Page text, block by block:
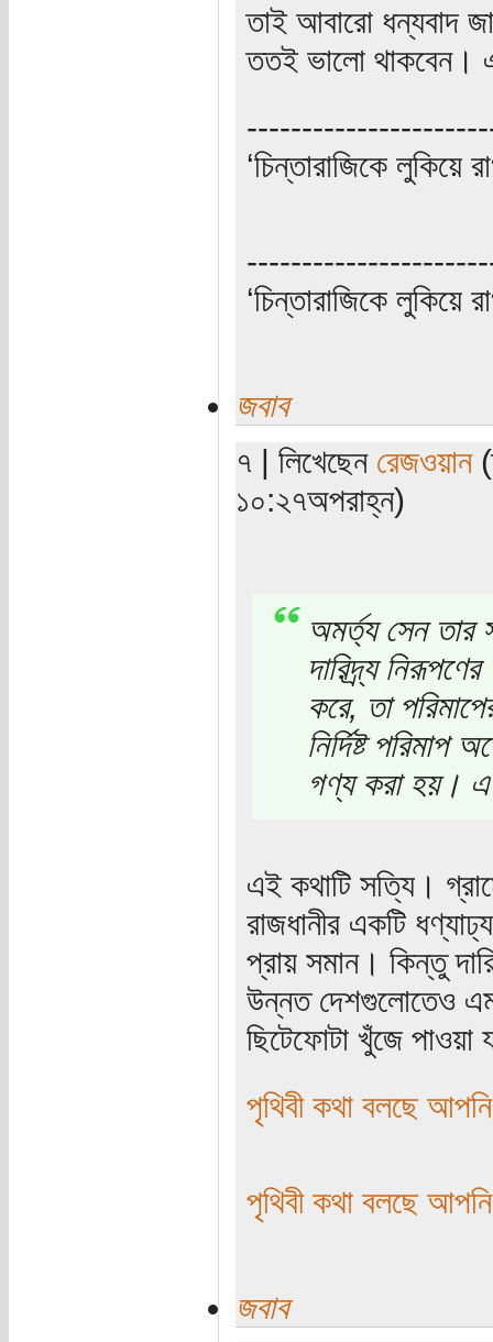
তাই আবারো ধন্যবাদ
ততই ভালো থাকবেন।
‘চিন্তারাজিকে লুকিয়ে
‘চিন্তারাজিকে লুকিয়ে
জবাব
৭ | লিখেছেন রেজওয়ান
১০:২৭অপরাহ্ন)
অমর্ত্য সেন তার
দারিদ্র্য
করে, তা
নির্দিষ্ট
গণ্য করা হয়।
এই কথাটি সত্যি।
রাজধানীর একটি
প্রায় সমান। কিন্তু
উন্নত দেশগুলোতেও
ছিটেফোটা খুঁজে পাওয়া
পৃথিবী কথা বলছে
পৃথিবী কথা বলছে
জবাব